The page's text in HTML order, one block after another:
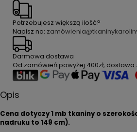
Potrzebujesz większą ilość?
Napisz na:
Darmowa dostawa
Od zamówień powyżej 400zł, dostawa
Opis
Cena dotyczy 1 mb tkaniny o
nadruku to 149 cm).